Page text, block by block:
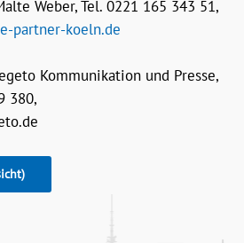
Weber, Tel. 0221 165 343 51,
partner-koeln.de
Kommunikation und Presse,
380,